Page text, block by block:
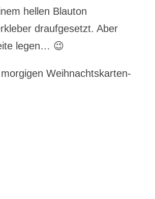
hellen Blauton
draufgesetzt. Aber
legen… 😉
Weihnachtskarten-